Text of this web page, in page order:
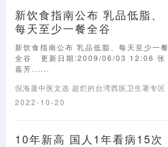
新饮食指南公布 乳品低脂、
每天至少一餐全谷
新饮食指南公布 乳品低脂、每天至少一餐
全谷 更新日期:2009/06/03 12:06 张
嘉芳......
倪海厦中医文选 超烂的台湾西医卫生署专区
2022-10-20
10年新高 国人1年看病15次